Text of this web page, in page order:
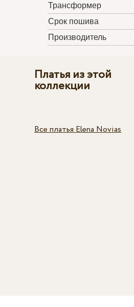
Трансформер
Срок пошива
Производитель
Платья из этой
коллекции
Все платья Elena Novias